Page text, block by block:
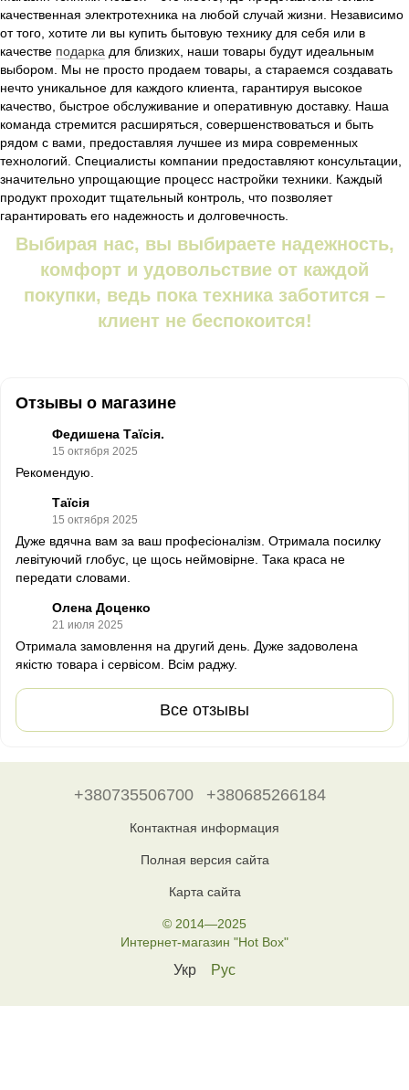
качественная электротехника на любой случай жизни. Независимо
от того, хотите ли вы купить бытовую технику для себя или в
качестве подарка для близких, наши товары будут идеальным
выбором. Мы не просто продаем товары, а стараемся создавать
нечто уникальное для каждого клиента, гарантируя высокое
качество, быстрое обслуживание и оперативную доставку. Наша
команда стремится расширяться, совершенствоваться и быть
рядом с вами, предоставляя лучшее из мира современных
технологий. Специалисты компании предоставляют консультации,
значительно упрощающие процесс настройки техники. Каждый
продукт проходит тщательный контроль, что позволяет
гарантировать его надежность и долговечность.
Выбирая нас, вы выбираете надежность,
комфорт и удовольствие от каждой
покупки, ведь пока техника заботится –
клиент не беспокоится!
Отзывы о магазине
Федишена Таїсія.
15 октября 2025
Рекомендую.
Таїсія
15 октября 2025
Дуже вдячна вам за ваш професіоналізм. Отримала посилку
левітуючий глобус, це щось неймовірне. Така краса не
передати словами.
Олена Доценко
21 июля 2025
Отримала замовлення на другий день. Дуже задоволена
якістю товара і сервісом. Всім раджу.
Все отзывы
+380735506700 +380685266184
Контактная информация
Полная версия сайта
Карта сайта
© 2014—2025
Интернет-магазин "Hot Box"
Укр Рус